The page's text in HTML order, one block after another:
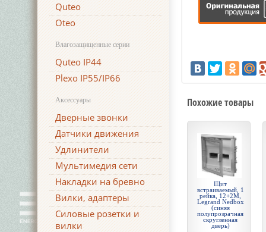
Quteo
Oteo
Влагозащищенные серии
Quteo IP44
Plexo IP55/IP66
Аксессуары
Дверные звонки
Датчики движения
Удлинители
Мультимедия сети
Накладки на бревно
Вилки, адаптеры
Силовые розетки и
вилки
Похожие товары
Щит
встраиваемый, 1
рейка, 12+2М,
Legrand Nedbox
(синяя
полупрозрачная
скругленная
дверь)